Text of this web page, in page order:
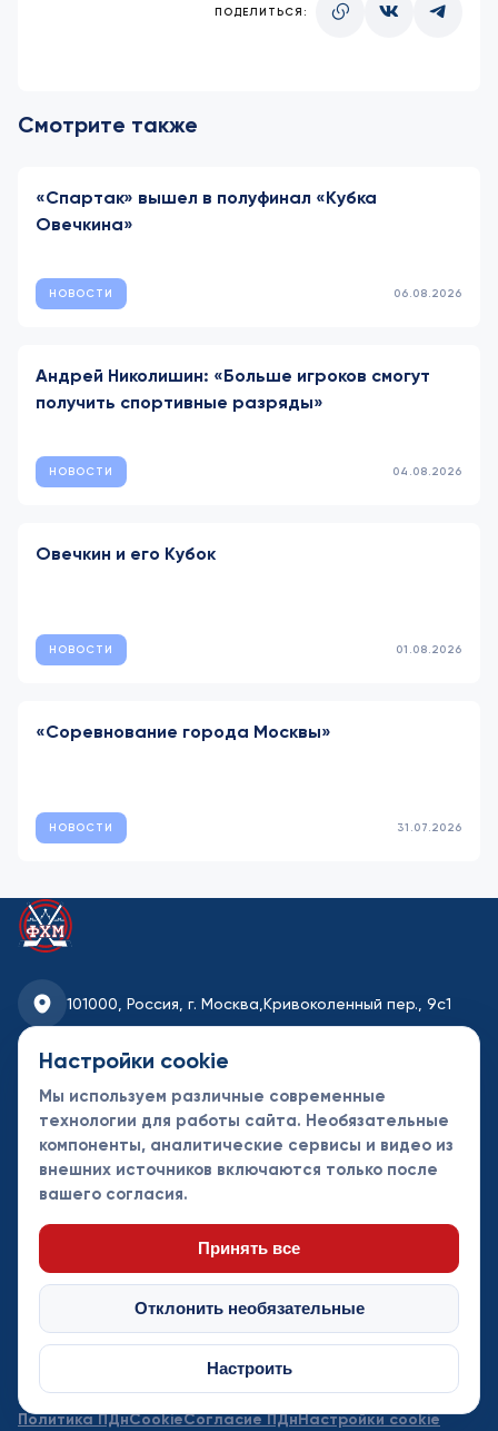
ПОДЕЛИТЬСЯ:
Смотрите также
«Спартак» вышел в полуфинал «Кубка
Овечкина»
НОВОСТИ 06.08.2026
Андрей Николишин: «Больше игроков смогут
получить спортивные разряды»
НОВОСТИ 04.08.2026
Овечкин и его Кубок
НОВОСТИ 01.08.2026
«Соревнование города Москвы»
НОВОСТИ 31.07.2026
101000, Россия, г. Москва, Кривоколенный пер., 9с1
fhmoscow@mail.ru
8-495-621-35-95
Новости
Турниры
Контакты
партнеры
© Федерация хоккея Москвы 2013 - 2026. Все права защищены
Политика ПДнCookieСогласие ПДнНастройки cookie
Настройки cookie
Мы используем различные современные
технологии для работы сайта. Необязательные
компоненты, аналитические сервисы и видео из
внешних источников включаются только после
вашего согласия.
Принять все
Отклонить необязательные
Настроить